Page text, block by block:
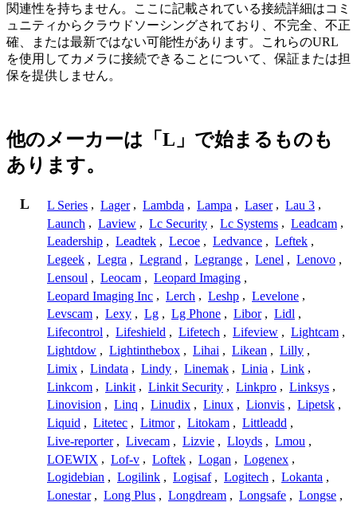
関連性を持ちません。ここに記載されている接続詳細はコミ
ュニティからクラウドソーシングされており、不完全、不正
確、または最新ではない可能性があります。これらのURL
を使用してカメラに接続できることについて、保証または担
保を提供しません。
他のメーカーは「L」で始まるものも
あります。
L L Series , Lager , Lambda , Lampa , Laser , Lau 3 ,
Launch , Laview , Lc Security , Lc Systems , Leadcam ,
Leadership , Leadtek , Lecoe , Ledvance , Leftek ,
Legeek , Legra , Legrand , Legrange , Lenel , Lenovo ,
Lensoul , Leocam , Leopard Imaging ,
Leopard Imaging Inc , Lerch , Leshp , Levelone ,
Levscam , Lexy , Lg , Lg Phone , Libor , Lidl ,
Lifecontrol , Lifeshield , Lifetech , Lifeview , Lightcam ,
Lightdow , Lightinthebox , Lihai , Likean , Lilly ,
Limix , Lindata , Lindy , Linemak , Linia , Link ,
Linkcom , Linkit , Linkit Security , Linkpro , Linksys ,
Linovision , Linq , Linudix , Linux , Lionvis , Lipetsk ,
Liquid , Litetec , Litmor , Litokam , Littleadd ,
Live-reporter , Livecam , Lizvie , Lloyds , Lmou ,
LOEWIX , Lof-v , Loftek , Logan , Logenex ,
Logidebian , Logilink , Logisaf , Logitech , Lokanta ,
Lonestar , Long Plus , Longdream , Longsafe , Longse ,